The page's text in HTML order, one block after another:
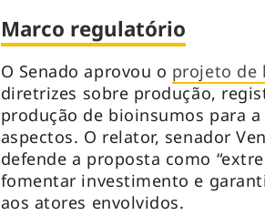
Marco regulatório
O Senado aprovou o projeto de
diretrizes sobre produção,
produção de bioinsumos para
aspectos. O relator, senador
defende a proposta como
fomentar investimento e
aos atores envolvidos.